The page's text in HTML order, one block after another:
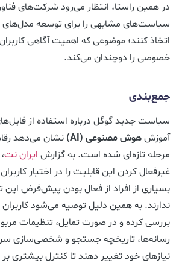
در همین راستا، انتظار می‌رود شرکت‌های
سیاست‌های مشابهی را برای توسعه
اتخاذ کنند؛ موضوعی که اهمیت آگاهی
خصوصی را دوچندان می‌کند.
جمع‌بندی
سیاست جدید گوگل درباره استفاده از
آموزشهوش مصنوعی (AI)
نشان می‌دهد
مرحله تازه‌ای شده است. به گزارش ایران نت
غیرفعال کردن این قابلیت را در اختیار کاربران
بسیاری از افراد از فعال بودن پیش‌فرض این
ندارند. به همین دلیل توصیه می‌شود
بررسی کرده و در صورت تمایل، تنظیمات
رسانه‌ها، تاریخچه جستجو و شخصی‌سازی
نیازهای خود تغییر دهند تا کنترل بیشتری